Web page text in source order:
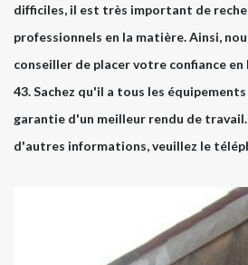
difficiles, il est très important de
professionnels en la matière. Ainsi,
conseiller de placer votre confiance en
43. Sachez qu'il a tous les
garantie d'un meilleur rendu de travail.
d'autres informations, veuillez le